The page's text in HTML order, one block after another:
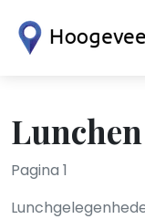
Pagina 1